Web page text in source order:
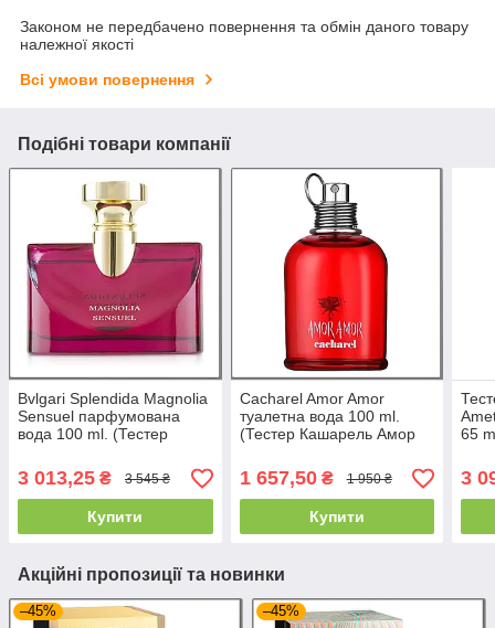
Законом не передбачено повернення та обмін даного товару
належної якості
Всі умови повернення
Подібні товари компанії
Bvlgari Splendida Magnolia
Sensuel парфумована
вода 100 ml. (Тестер
Магнолія Сенсуель)
3 013,25 ₴ 3 545 ₴
Купити
Cacharel Amor Amor
туалетна вода 100 ml.
(Тестер Кашарель Амор
1 657,50₴ 1 950 ₴
Купити
65
3
Акційні пропозиції та новинки
–45% –45%